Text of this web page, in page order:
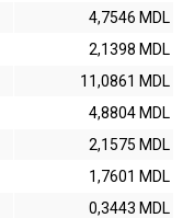
4,7546 MDL
2,1398 MDL
11,0861 MDL
4,8804 MDL
2,1575 MDL
1,7601 MDL
0,3443 MDL